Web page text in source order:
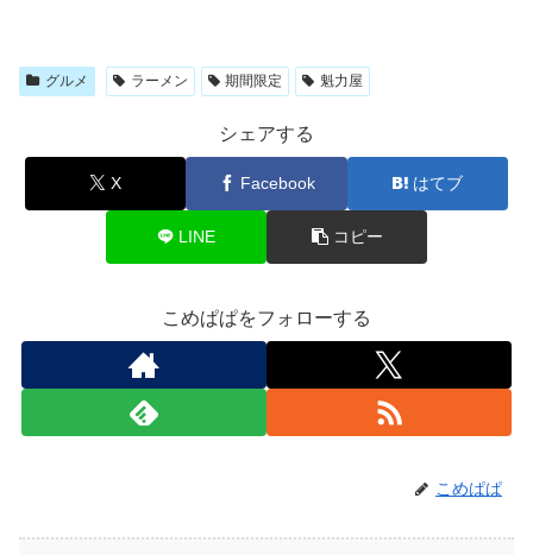
グルメ ラーメン 期間限定 魁力屋
シェアする
X Facebook はてブ
LINE コピー
こめぱぱをフォローする
こめぱぱ